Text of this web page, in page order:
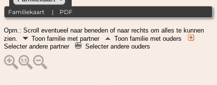
Familiekaart | PDF
Opm.: Scroll eventueel naar beneden of naar rechts om alles te kunnen
zien.
Toon familie met partner
Toon familie met ouders
Selecter andere partner
Selecter andere ouders